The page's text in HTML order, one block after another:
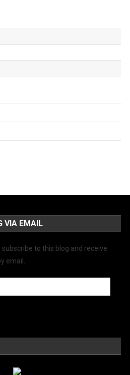
VIA EMAIL
to this blog and receive
email.